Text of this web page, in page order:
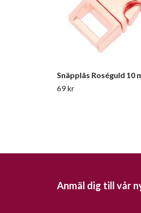
Snäpplås Roséguld 10
69 kr
Anmäl dig till vår